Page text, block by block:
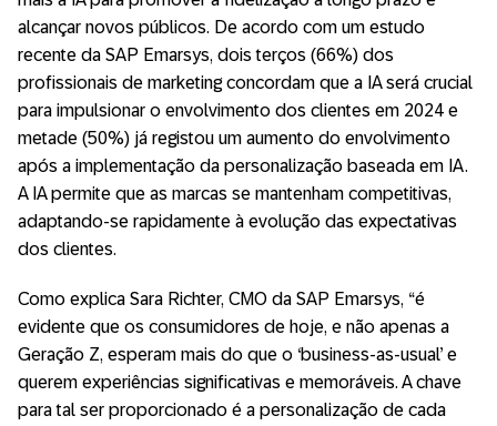
alcançar novos públicos. De acordo com um estudo
recente da SAP Emarsys, dois terços (66%) dos
profissionais de marketing concordam que a IA será crucial
para impulsionar o envolvimento dos clientes em 2024 e
metade (50%) já registou um aumento do envolvimento
após a implementação da personalização baseada em IA.
A IA permite que as marcas se mantenham competitivas,
adaptando-se rapidamente à evolução das expectativas
dos clientes.
Como explica Sara Richter, CMO da SAP Emarsys, “é
evidente que os consumidores de hoje, e não apenas a
Geração Z, esperam mais do que o ‘business-as-usual’ e
querem experiências significativas e memoráveis. A chave
para tal ser proporcionado é a personalização de cada